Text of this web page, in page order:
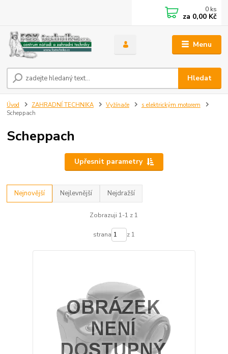
Menu
Hledat
0 ks
za 0,00 Kč
Úvod ZAHRADNÍ TECHNIKA Vyžínače
s elektrickým motorem
Scheppach
Scheppach
Upřesnit parametry
Nejnovější Nejlevnější Nejdražší
Zobrazuji 1-1 z 1
strana z 1